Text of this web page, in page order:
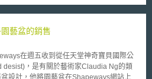
安全要素（Physical security elements in
險管理[4]。風險評估是設計安全維護措施
估。又機關可能因為某些特別的原因易生
發生率、出入訪客數量及以往發生衝突的
而易於成為攻擊目標、設施是否與民間企
盟執委會與部分成員國
洲各國語言模型，供公共部門、企業及未
標為增加歐洲語言資料可用性、維護歐洲
宙聯盟（CitiVERSE EDIC）: 主要目標之
中，以違反通訊法(the Communications
電信業者在3月間亦向FCC申訴，有線電
，就法條解釋觀之，電信業者此一利用消
藝盆的銷售
在週五收到從任天堂神奇寶貝國際公
desist)，是有關於藝術家Claudia Ng的類
設計，他將園藝盆在Shapeways網站上